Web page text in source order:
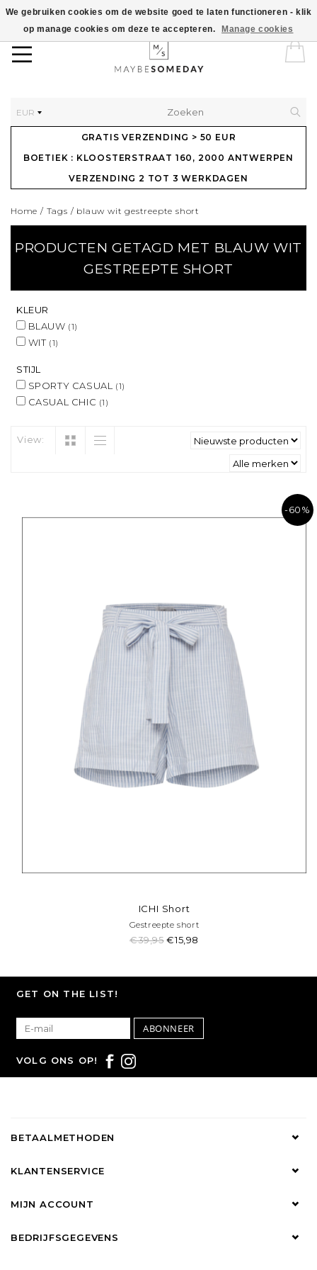
EUR
GRATIS VERZENDING > 50 EUR
BOETIEK : KLOOSTERSTRAAT 160, 2000 ANTWERPEN
VERZENDING 2 TOT 3 WERKDAGEN
Home / Tags / blauw wit gestreepte short
PRODUCTEN GETAGD MET BLAUW WIT
GESTREEPTE SHORT
KLEUR
BLAUW (1)
WIT (1)
STIJL
SPORTY CASUAL
(1)
CASUAL CHIC (1)
View:
-60%
ICHI Short
Gestreepte short
€39,95€15,98
We gebruiken cookies om de website goed te laten functioneren - klik
op manage cookies om deze te accepteren.
Manage cookies
GET ON THE LIST!
ABONNEER
VOLG ONS OP!
BETAALMETHODEN
KLANTENSERVICE
MIJN ACCOUNT
BEDRIJFSGEGEVENS